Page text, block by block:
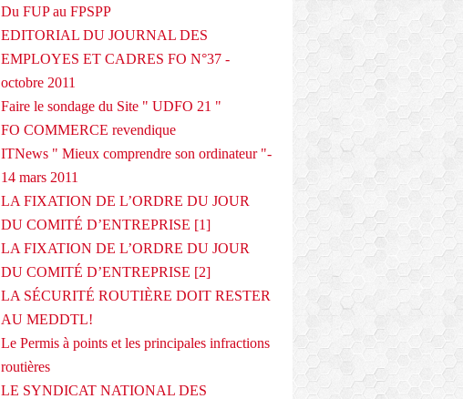
Du FUP au FPSPP
EDITORIAL DU JOURNAL DES
EMPLOYES ET CADRES FO N°37 -
octobre 2011
Faire le sondage du Site " UDFO 21 "
FO COMMERCE revendique
ITNews " Mieux comprendre son ordinateur "-
14 mars 2011
LA FIXATION DE L’ORDRE DU JOUR
DU COMITÉ D’ENTREPRISE [1]
LA FIXATION DE L’ORDRE DU JOUR
DU COMITÉ D’ENTREPRISE [2]
LA SÉCURITÉ ROUTIÈRE DOIT RESTER
AU MEDDTL!
Le Permis à points et les principales infractions
routières
LE SYNDICAT NATIONAL DES